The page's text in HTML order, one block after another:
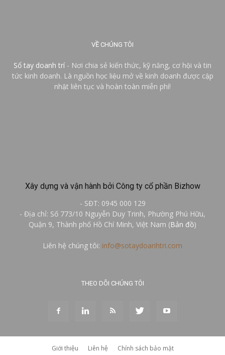
VỀ CHÚNG TÔI
Sổ tay doanh trí - Nơi chia sẻ kiến thức, kỹ năng, cơ hội và tin
tức kinh doanh. Là nguồn học liệu mở về kinh doanh được cập
nhật liên tục và hoàn toàn miễn phí!
Xây dựng và vận hành bởi Công ty cổ phần Bizhow
- SĐT: 0945 000 129
- Địa chỉ: Số 773/10 Nguyễn Duy Trinh, Phường Phú Hữu,
Quận 9, Thành phố Hồ Chí Minh, Việt Nam (Bản đồ)
Liên hệ chúng tôi: info@sotaydoanhtri.com
THEO DÕI CHÚNG TÔI
Giới thiệu Liên hệ Chính sách bảo mật